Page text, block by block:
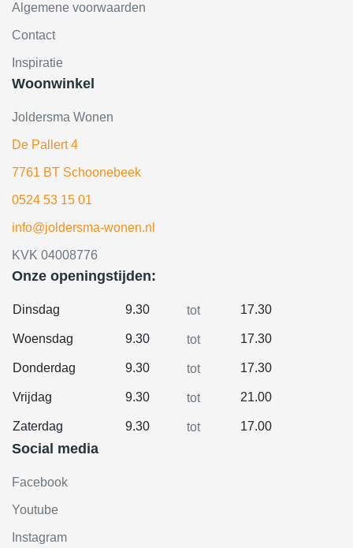
Algemene voorwaarden
Contact
Inspiratie
Woonwinkel
Joldersma Wonen
De Pallert 4
7761 BT Schoonebeek
0524 53 15 01
info@joldersma-wonen.nl
KVK 04008776
Onze openingstijden:
Dinsdag 9.30 tot 17.30
Woensdag 9.30 tot 17.30
Donderdag 9.30 tot 17.30
Vrijdag 9.30 tot 21.00
Zaterdag 9.30 tot 17.00
Social media
Facebook
Youtube
Instagram